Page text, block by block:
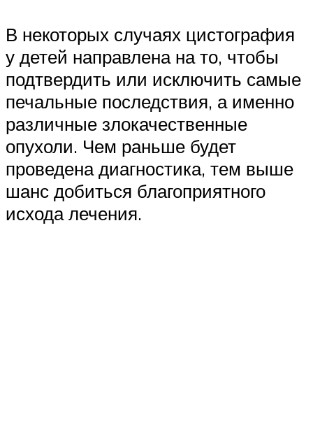
В некоторых случаях цистография
у детей направлена на то, чтобы
подтвердить или исключить самые
печальные последствия, а именно
различные злокачественные
опухоли. Чем раньше будет
проведена диагностика, тем выше
шанс добиться благоприятного
исхода лечения.